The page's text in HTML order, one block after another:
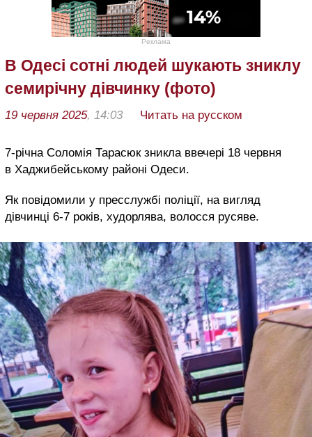
Реклама
В Одесі сотні людей шукають зниклу
семирічну дівчинку (фото)
19 червня 2025, 14:03 Читать на русском
7-річна Соломія Тарасюк зникла ввечері 18 червня
в Хаджибейському районі Одеси.
Як повідомили у пресслужбі поліції, на вигляд
дівчинці 6-7 років, худорлява, волосся русяве.